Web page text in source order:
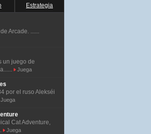
Estrategia
Arcade. ......
un juego de
Juega
por el ruso Alekséi
Juega
Cat Adventure,
Juega